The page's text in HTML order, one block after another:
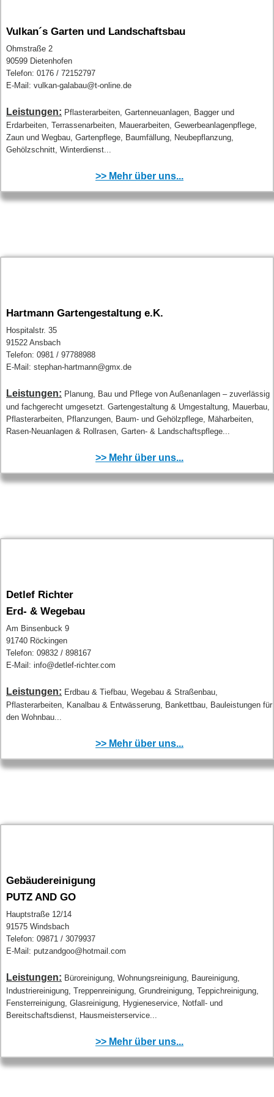
Vulkan´s Garten und Landschaftsbau
Ohmstraße 2
90599 Dietenhofen
Telefon: 0176 / 72152797
E-Mail: vulkan-galabau@t-online.de
Leistungen: Pflasterarbeiten, Gartenneuanlagen, Bagger und
Erdarbeiten, Terrassenarbeiten, Mauerarbeiten, Gewerbeanlagenpflege,
Zaun und Wegbau, Gartenpflege, Baumfällung, Neubepflanzung,
Gehölzschnitt, Winterdienst...
>> Mehr über uns...
Hartmann Gartengestaltung e.K.
Hospitalstr. 35
91522 Ansbach
Telefon: 0981 / 97788988
E-Mail: stephan-hartmann@gmx.de
Leistungen: Planung, Bau und Pflege von Außenanlagen – zuverlässig
und fachgerecht umgesetzt. Gartengestaltung & Umgestaltung, Mauerbau,
Pflasterarbeiten, Pflanzungen, Baum- und Gehölzpflege, Mäharbeiten,
Rasen-Neuanlagen & Rollrasen, Garten- & Landschaftspflege...
>> Mehr über uns...
Detlef Richter
Erd- & Wegebau
Am Binsenbuck 9
91740 Röckingen
Telefon: 09832 / 898167
E-Mail: info@detlef-richter.com
Leistungen: Erdbau & Tiefbau, Wegebau & Straßenbau,
Pflasterarbeiten, Kanalbau & Entwässerung, Bankettbau, Bauleistungen für
den Wohnbau...
>> Mehr über uns...
Gebäudereinigung
PUTZ AND GO
Hauptstraße 12/14
91575 Windsbach
Telefon: 09871 / 3079937
E-Mail: putzandgoo@hotmail.com
Leistungen: Büroreinigung, Wohnungsreinigung, Baureinigung,
Industriereinigung, Treppenreinigung, Grundreinigung, Teppichreinigung,
Fensterreinigung, Glasreinigung, Hygieneservice, Notfall- und
Bereitschaftsdienst, Hausmeisterservice...
>> Mehr über uns...